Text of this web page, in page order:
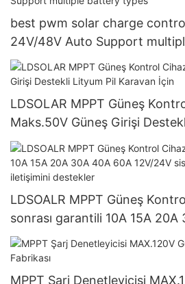
best pwm solar charge
24V/48V Auto Support
LDSOLAR MPPT Güneş
Maks.50V Güneş Girişi
Karavan İçin
LDSOALR MPPT Güneş
sonrası garantili 10A 15A
12V/24V sistem Bluetooth/
destekler
MPPT Şarj Denetleyicisi